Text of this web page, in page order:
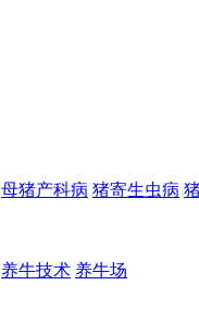
母猪产科病 猪寄生虫病
养牛技术 养牛场